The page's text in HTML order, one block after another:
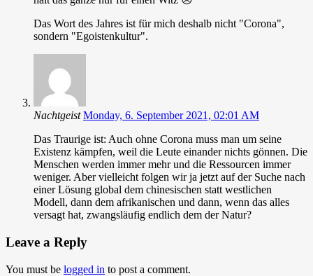
Das Wort des Jahres ist für mich deshalb nicht "Corona",
sondern "Egoistenkultur".
Nachtgeist Monday, 6. September 2021, 02:01 AM
Das Traurige ist: Auch ohne Corona muss man um seine
Existenz kämpfen, weil die Leute einander nichts gönnen. Die
Menschen werden immer mehr und die Ressourcen immer
weniger. Aber vielleicht folgen wir ja jetzt auf der Suche nach
einer Lösung global dem chinesischen statt westlichen
Modell, dann dem afrikanischen und dann, wenn das alles
versagt hat, zwangsläufig endlich dem der Natur?
Leave a Reply
You must be logged in to post a comment.